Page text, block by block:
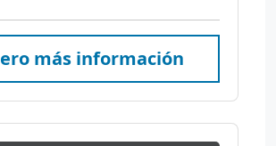
más información